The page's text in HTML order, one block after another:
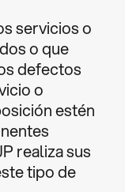
servicios o
o que
defectos
o
estén
realiza sus
tipo de